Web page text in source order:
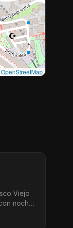
OpenStreetMap